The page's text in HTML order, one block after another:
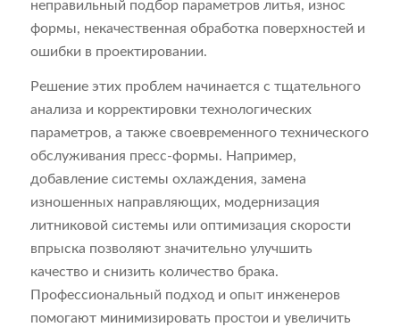
неправильный подбор параметров литья, износ
формы, некачественная обработка поверхностей и
ошибки в проектировании.
Решение этих проблем начинается с тщательного
анализа и корректировки технологических
параметров, а также своевременного технического
обслуживания пресс-формы. Например,
добавление системы охлаждения, замена
изношенных направляющих, модернизация
литниковой системы или оптимизация скорости
впрыска позволяют значительно улучшить
качество и снизить количество брака.
Профессиональный подход и опыт инженеров
помогают минимизировать простои и увеличить